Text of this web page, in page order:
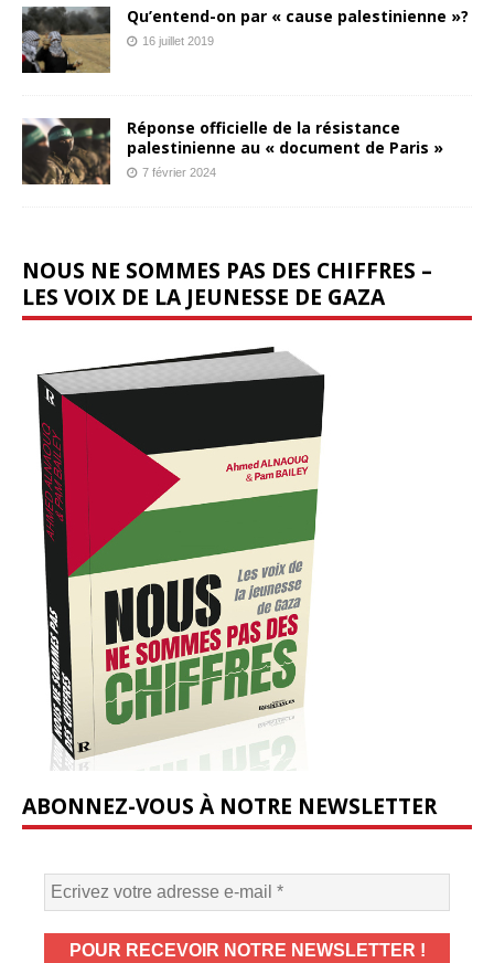
Qu’entend-on par « cause palestinienne »?
16 juillet 2019
Réponse officielle de la résistance
palestinienne au « document de Paris »
7 février 2024
NOUS NE SOMMES PAS DES CHIFFRES –
LES VOIX DE LA JEUNESSE DE GAZA
ABONNEZ-VOUS À NOTRE NEWSLETTER